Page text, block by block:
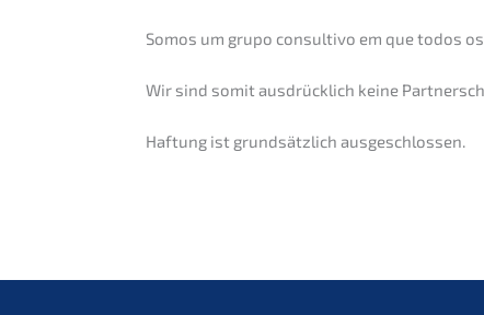
Somos um grupo consul­tivo em que todos
Wir sind somit ausdrück­lich keine
Haftung ist grund­sätz­lich ausgeschlossen.